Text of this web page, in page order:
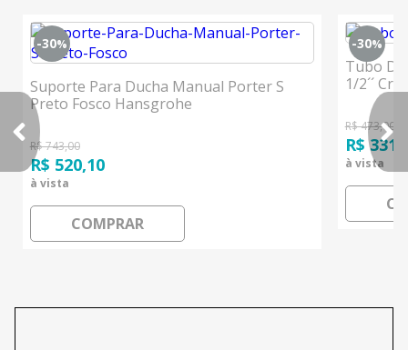
-30%
Suporte Para Ducha Manual Porter S
Preto Fosco Hansgrohe
R$ 743,00
R$ 520,10
à vista
COMPRAR
-30%
Tubo
1/2´´
R$ 473,00
R$
à vista